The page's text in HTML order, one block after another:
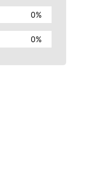
0%
0%